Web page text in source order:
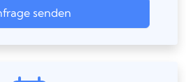
senden